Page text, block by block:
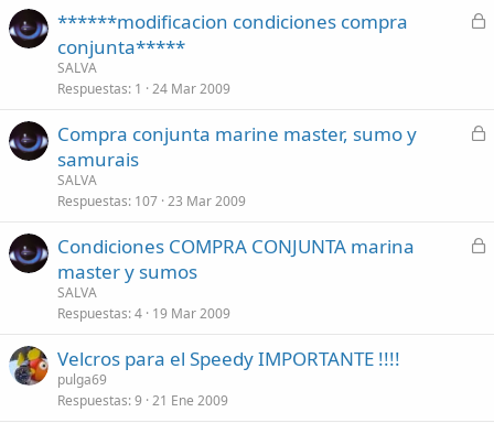
C
d
******modificacion condiciones compra
conjunta*****
SALVA
Respuestas 1 24 Mar 2009
C
d
Compra conjunta marine master, sumo y
samurais
SALVA
Respuestas 107 23 Mar 2009
C
Condiciones COMPRA CONJUNTA marina
master y sumos
SALVA
Respuestas 4 19 Mar 2009
Velcros para el Speedy IMPORTANTE !!!!
pulga69
Respuestas 9 21 Ene 2009